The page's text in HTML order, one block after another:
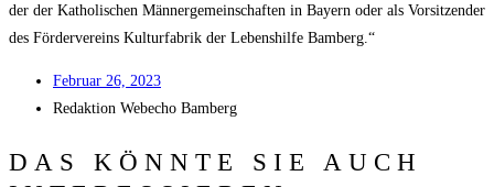
der der Katho­li­schen Män­ner­ge­mein­schaf­ten in Bay­ern oder als Vor­sit­zen­der
des För­der­ver­eins Kul­tur­fa­brik der Lebens­hil­fe Bamberg.“
Febru­ar 26, 2023
Redak­ti­on Web­echo Bamberg
DAS KÖNNTE SIE AUCH